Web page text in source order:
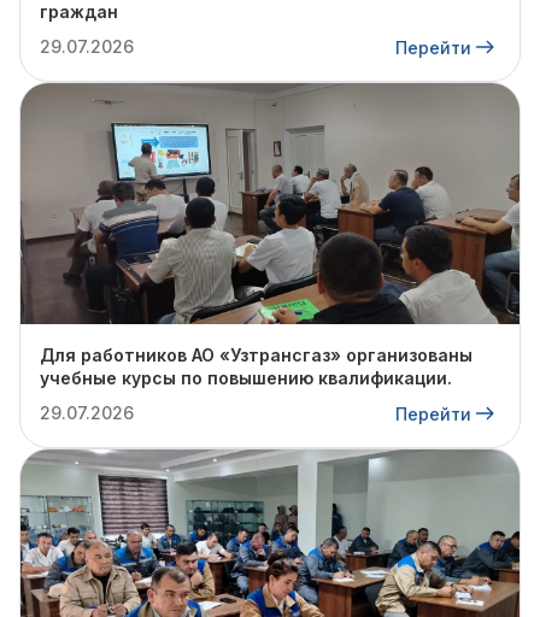
граждан
29.07.2026
Перейти
Для работников АО «Узтрансгаз» организованы
учебные курсы по повышению квалификации.
29.07.2026
Перейти